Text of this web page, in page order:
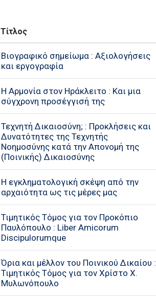
Τίτλος
Βιογραφικό σημείωμα : Αξιολογήσεις
και εργογραφία
Η Αρμονία στον Ηράκλειτο : Και μια
σύγχρονη προσέγγισή της
Τεχνητή Δικαιοσύνη; : Προκλήσεις και
Δυνατότητες της Τεχνητής
Νοημοσύνης κατά την Απονομή της
(Ποινικής) Δικαιοσύνης
Η εγκληματολογική σκέψη από την
αρχαιότητα ως τις μέρες μας
Τιμητικός Τόμος για τον Προκόπιο
Παυλόπουλο : Liber Amicorum
Discipulorumque
Όρια και μέλλον του Ποινικού Δικαίου :
Τιμητικός Τόμος για τον Χρίστο Χ.
Μυλωνόπουλο